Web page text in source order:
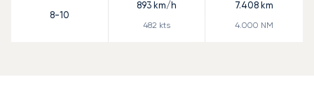
8-10
893km/h
482 kts
7.408 km
4.000 NM